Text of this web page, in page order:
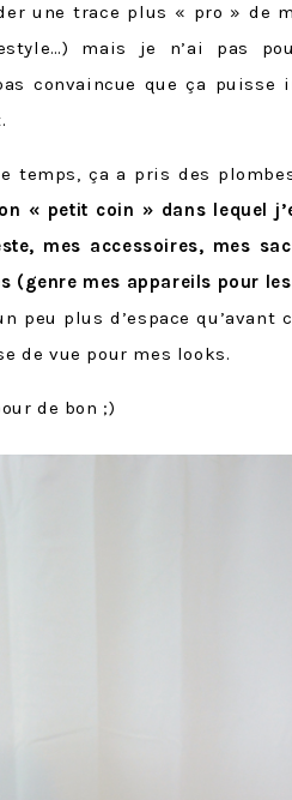
une trace plus « pro » de
mais je n’ai pas
convaincue que ça puisse
temps, ça a pris des
« petit coin » dans lequel
mes accessoires, mes
(genre mes appareils pour
peu plus d’espace qu’avant
de vue pour mes looks.
de bon ;)